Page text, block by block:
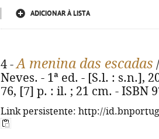
ADICIONAR À LISTA
4 -A menina das escadas
Neves. - 1ª ed. - [S.l. : s.n.],
76, [7] p. : il. ; 21 cm. - ISBN
Link persistente: http://